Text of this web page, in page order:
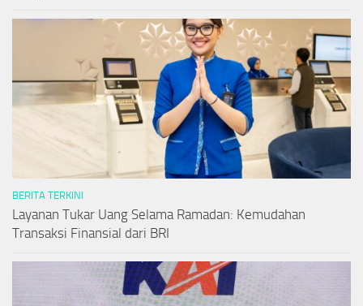
BERITA TERKINI
Layanan Tukar Uang Selama Ramadan: Kemudahan
Transaksi Finansial dari BRI